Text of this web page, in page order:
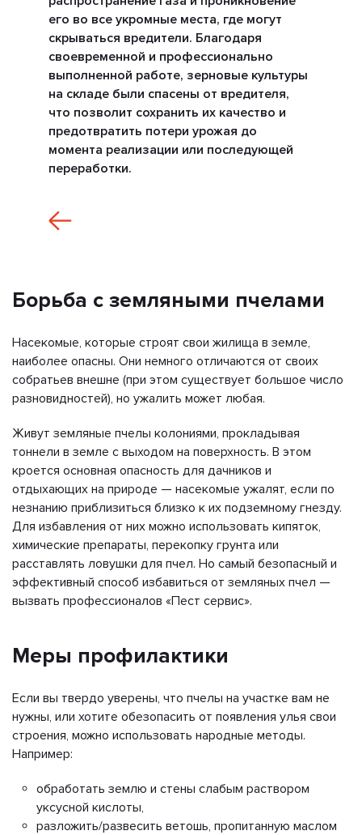
его во все укромные места, где могут
скрываться вредители. Благодаря
своевременной и профессионально
выполненной работе, зерновые культуры
на складе были спасены от вредителя,
что позволит сохранить их качество и
предотвратить потери урожая до
момента реализации или последующей
переработки.
Борьба с земляными пчелами
Насекомые, которые строят свои жилища в земле,
наиболее опасны. Они немного отличаются от своих
собратьев внешне (при этом существует большое число
разновидностей), но ужалить может любая.
Живут земляные пчелы колониями, прокладывая
тоннели в земле с выходом на поверхность. В этом
кроется основная опасность для дачников и
отдыхающих на природе — насекомые ужалят, если по
незнанию приблизиться близко к их подземному гнезду.
Для избавления от них можно использовать кипяток,
химические препараты, перекопку грунта или
расставлять ловушки для пчел. Но самый безопасный и
эффективный способ избавиться от земляных пчел —
вызвать профессионалов «Пест сервис».
Меры профилактики
Если вы твердо уверены, что пчелы на участке вам не
нужны, или хотите обезопасить от появления улья свои
строения, можно использовать народные методы.
Например:
обработать землю и стены слабым раствором
уксусной кислоты,
разложить/развесить ветошь, пропитанную маслом